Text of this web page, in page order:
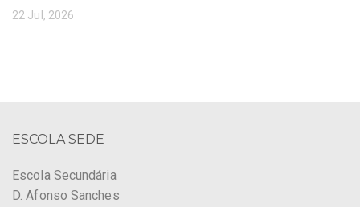
22 Jul, 2026
ESCOLA SEDE
Escola Secundária
D. Afonso Sanches